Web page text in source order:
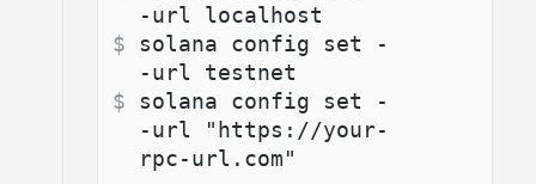
-url localhost
$ solana config set -
-url testnet
$ solana config set -
-url "https://your-
rpc-url.com"